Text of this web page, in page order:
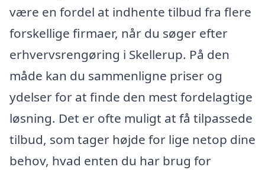
være en fordel at indhente tilbud fra flere
forskellige firmaer, når du søger efter
erhvervsrengøring i Skellerup. På den
måde kan du sammenligne priser og
ydelser for at finde den mest fordelagtige
løsning. Det er ofte muligt at få tilpassede
tilbud, som tager højde for lige netop dine
behov, hvad enten du har brug for